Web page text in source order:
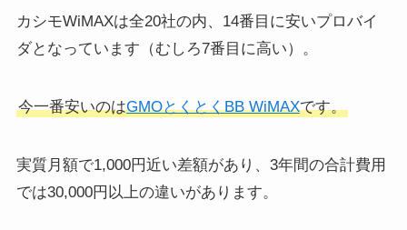
カシモWiMAXは全20社の内、14番目に安いプロバイ
ダとなっています（むしろ7番目に高い）。
今一番安いのはGMOとくとくBB WiMAXです。
実質月額で1,000円近い差額があり、3年間の合計費用
では30,000円以上の違いがあります。